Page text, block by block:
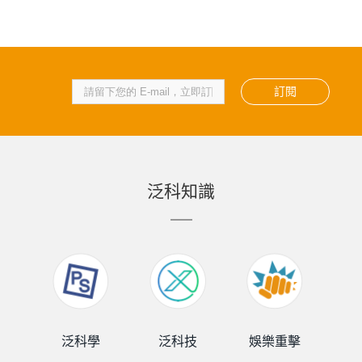
訂閱
泛科知識
泛科學 泛科技 娛樂重擊